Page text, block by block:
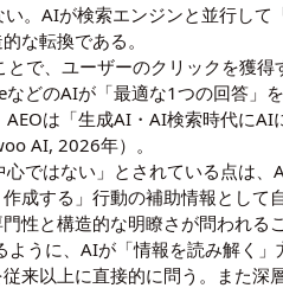
。AIが検索エンジンと並行して
な転換である。
で、ユーザーのクリックを獲得
どのAIが「最適な1つの回答」
は「生成AI・AI検索時代にAI
AI, 2026年）。
ではない」とされている点は、
成する」行動の補助情報として
性と構造的な明瞭さが問われるこ
うに、AIが「情報を読み解く」
来以上に直接的に問う。また深